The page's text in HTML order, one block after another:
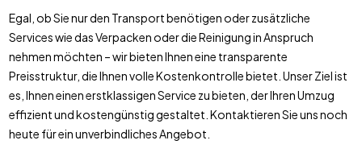
Egal, ob Sie nur den Transport benötigen oder zusätzliche
Services wie das Verpacken oder die Reinigung in Anspruch
nehmen möchten – wir bieten Ihnen eine transparente
Preisstruktur, die Ihnen volle Kostenkontrolle bietet. Unser Ziel ist
es, Ihnen einen erstklassigen Service zu bieten, der Ihren Umzug
effizient und kostengünstig gestaltet. Kontaktieren Sie uns noch
heute für ein unverbindliches Angebot.